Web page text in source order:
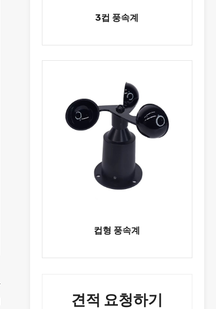
3컵 풍속계
컵형 풍속계
견적 요청하기